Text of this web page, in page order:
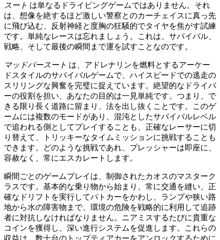
スート は単なるドライビングゲームではありません。それ
は、想像を絶するほど激しい警察とのカーチェイスに真っ先
に飛び込む、反射神経と度胸の狂騒的でタイヤを焦がす試練
です。単純なレースは忘れましょう。これは、サバイバル、
戦略、そして最後の瞬間まで運を試すことなのです。
マッドパースート は、アドレナリンを燃料とするアーケー
ドスタイルのサバイバルゲームで、ハイスピードでの逃走の
スリリングな興奮を完璧に捉えています。絶望的なドライバ
ーの役割を担い、あなたの目的は一見単純です。つまり、で
きる限り長く道路に留まり、法を出し抜くことです。このゲ
ームには複数のモードがあり、混沌としたサバイバルレベル
で追われる側としてプレイすることも、正確なレーサーに切
り替えて、トリッキーなタイムミッションに挑戦することも
できます。どのような挑戦であれ、プレッシャーは即座に、
容赦なく、常にエスカレートします。
瞬間ごとのゲームプレイは、制御されたカオスのマスターク
ラスです。基本的な乗り物から始まり、常に交通を縫い、正
確なドリフトを実行してパトカーをかわし、ランプや狭い路
地から水の障害物まで、環境の危険を戦略的に利用して追跡
者に対抗しなければなりません。ニアミスするたびに貴重な
コインを獲得し、深い進行システムを促進します。これらの
収益は、数十台のトップティアカーをアンロックするために